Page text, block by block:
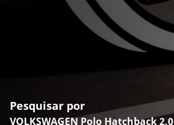
Pesquisar por
VOLKSWAGEN Polo Hatchback